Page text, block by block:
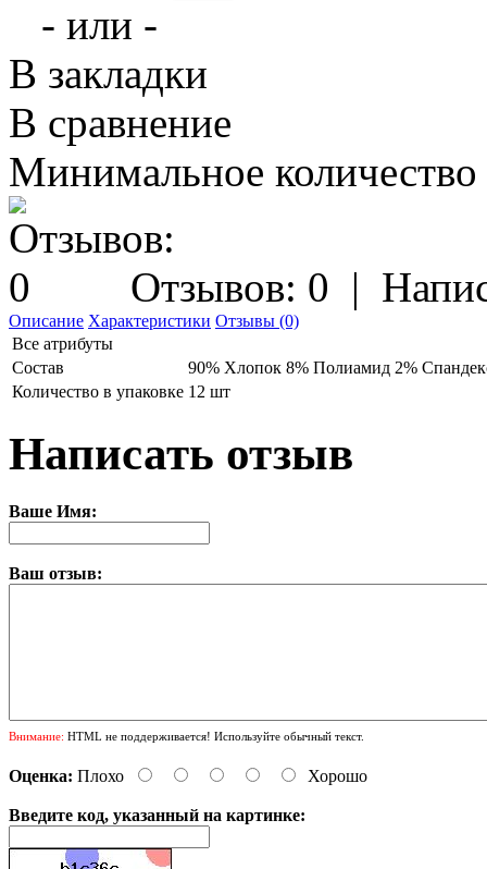
- или -
В закладки
В сравнение
Минимальное количество
Отзывов: 0 |
Описание Характеристики Отзывы (0)
Все атрибуты
Состав
90% Хлопок 8% Полиамид 2%
Количество в упаковке 12 шт
Написать отзыв
Ваше Имя:
Ваш отзыв:
Внимание: HTML не поддерживается! Используйте обычный текст.
Оценка: Плохо Хорошо
Введите код, указанный на картинке: